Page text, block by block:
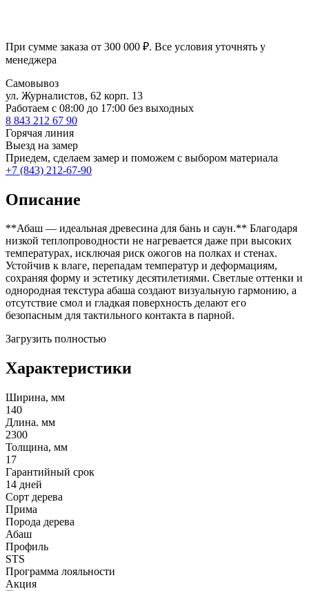
При сумме заказа от 300 000 ₽. Все условия уточнять у
менеджера
Самовывоз
ул. Журналистов, 62 корп. 13
Работаем c 08:00 до 17:00 без выходных
8 843 212 67 90
Горячая линия
Выезд на замер
Приедем, сделаем замер и поможем с выбором материала
+7 (843) 212-67-90
Описание
**Абаш — идеальная древесина для бань и саун.** Благодаря
низкой теплопроводности не нагревается даже при высоких
температурах, исключая риск ожогов на полках и стенах.
Устойчив к влаге, перепадам температур и деформациям,
сохраняя форму и эстетику десятилетиями. Светлые оттенки и
однородная текстура абаша создают визуальную гармонию, а
отсутствие смол и гладкая поверхность делают его
безопасным для тактильного контакта в парной.
Загрузить полностью
Характеристики
Ширина, мм
140
Длина. мм
2300
Толщина, мм
17
Гарантийный срок
14 дней
Сорт дерева
Прима
Порода дерева
Абаш
Профиль
STS
Программа лояльности
Акция